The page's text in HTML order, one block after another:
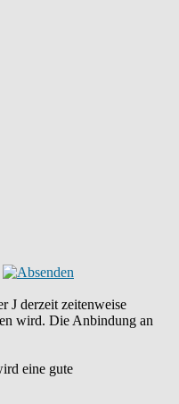
J derzeit zeitenweise
wird. Die Anbindung an
eine gute